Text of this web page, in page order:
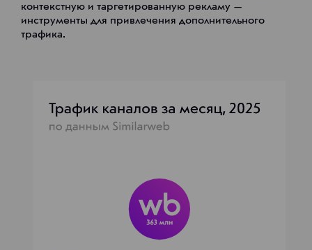
контекстную и таргетированную рекламу —
инструменты для привлечения дополнительного
трафика.